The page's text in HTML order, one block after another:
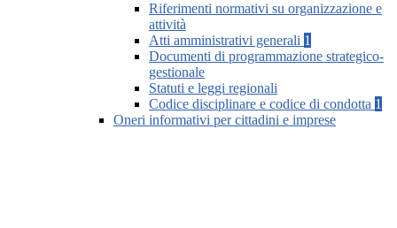
Riferimenti normativi su organizzazione e
attività
Atti amministrativi generali 1
Documenti di programmazione strategico-
gestionale
Statuti e leggi regionali
Codice disciplinare e codice di condotta 1
Oneri informativi per cittadini e imprese